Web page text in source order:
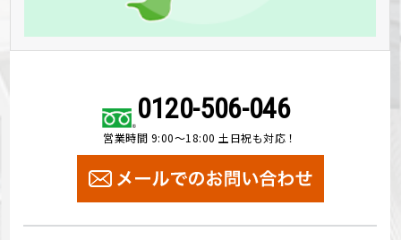
0120-506-046
営業時間 9:00～18:00 土日祝も対応！